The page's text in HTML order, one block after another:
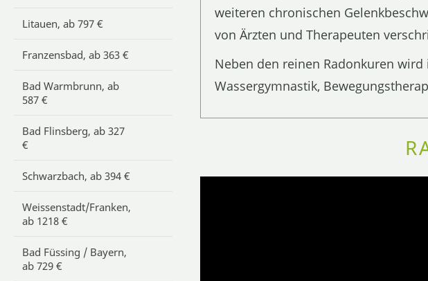
Litauen, ab 797 €
Franzensbad, ab 363 €
Bad Warmbrunn, ab
587 €
Bad Flinsberg, ab 327
€
Schwarzbach, ab 394 €
Weissenstadt/Franken,
ab 1218 €
Bad Füssing / Bayern,
ab 729 €
weiteren chronischen
von Ärzten und Therapeuten
Neben den reinen Radonkuren
Wassergymnastik,